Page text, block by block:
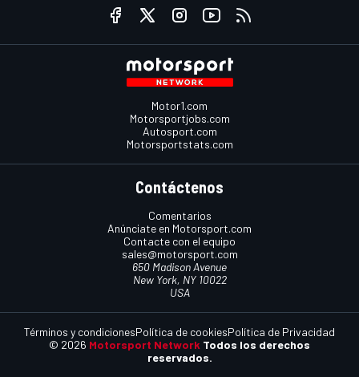
Motor1.com
Motorsportjobs.com
Autosport.com
Motorsportstats.com
Contáctenos
Comentarios
Anúnciate en Motorsport.com
Contacte con el equipo
sales@motorsport.com
650 Madison Avenue
New York, NY 10022
USA
© 2026 Motorsport Network Todos los derechos
reservados.
Términos y condicionesPolítica de cookiesPolítica de Privacidad